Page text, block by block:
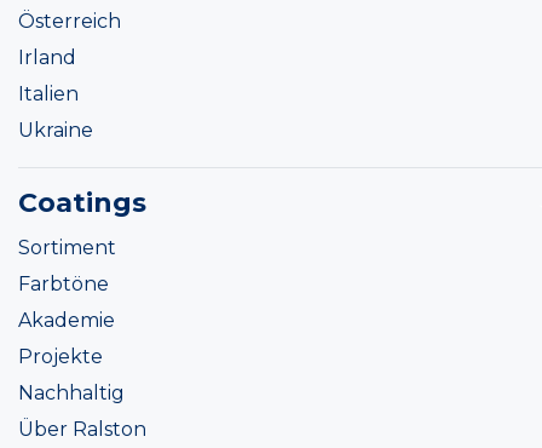
Österreich
Irland
Italien
Ukraine
Coatings
Sortiment
Farbtöne
Akademie
Projekte
Nachhaltig
Über Ralston